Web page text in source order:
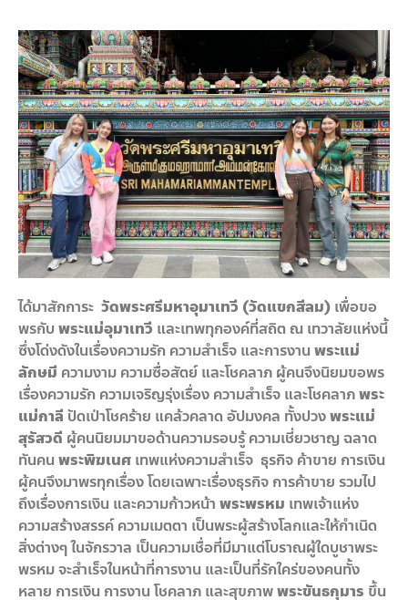
ได้มาสักการะ วัดพระศรีมหาอุมาเทวี (วัดแขกสีลม) เพื่อขอ
พรกับ พระแม่อุมาเทวี และเทพทุกองค์ที่สถิต ณ เทวาลัยแห่งนี้
ซึ่งโด่งดังในเรื่องความรัก ความสำเร็จ และการงาน พระแม่
ลักษมี ความงาม ความซื่อสัตย์ และโชคลาภ ผู้คนจึงนิยมขอพร
เรื่องความรัก ความเจริญรุ่งเรื่อง ความสำเร็จ และโชคลาภพระ
แม่กาลี ปัดเป่าโชคร้าย แคล้วคลาด อัปมงคล ทั้งปวงพระแม่
สุรัสวดี ผู้คนนิยมมาขอด้านความรอบรู้ ความเชี่ยวชาญ ฉลาด
ทันคน พระพิฆเนศ เทพแห่งความสำเร็จ ธุรกิจ ค้าขาย การเงิน
ผู้คนจึงมาพรทุกเรื่อง โดยเฉพาะเรื่องธุรกิจ การค้าขาย รวมไป
ถึงเรื่องการเงิน และความก้าวหน้า พระพรหม เทพเจ้าแห่ง
ความสร้างสรรค์ ความเมตตา เป็นพระผู้สร้างโลกและให้กำเนิด
สิ่งต่างๆ ในจักรวาล เป็นความเชื่อที่มีมาแต่โบราณผู้ใดบูชาพระ
พรหม จะสำเร็จในหน้าที่การงาน และเป็นที่รักใคร่ของคนทั้ง
หลาย การเงิน การงาน โชคลาภ และสุขภาพพระขันธกุมาร ขึ้น